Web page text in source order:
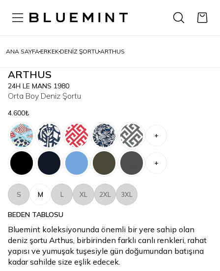
ANA SAYFA ERKEK DENIZ ŞORTU ARTHUS
ARTHUS
24H LE MANS 1980
Orta Boy Deniz Şortu
4.600₺
+
+
S M L XL 2XL 3XL
BEDEN TABLOSU
Bluemint koleksiyonunda önemli bir yere sahip olan
deniz şortu Arthus, birbirinden farklı canlı renkleri, rahat
yapısı ve yumuşak tuşesiyle gün doğumundan batışına
kadar sahilde size eşlik edecek.